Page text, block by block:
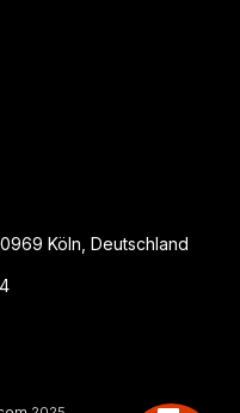
Köln, Deutschland